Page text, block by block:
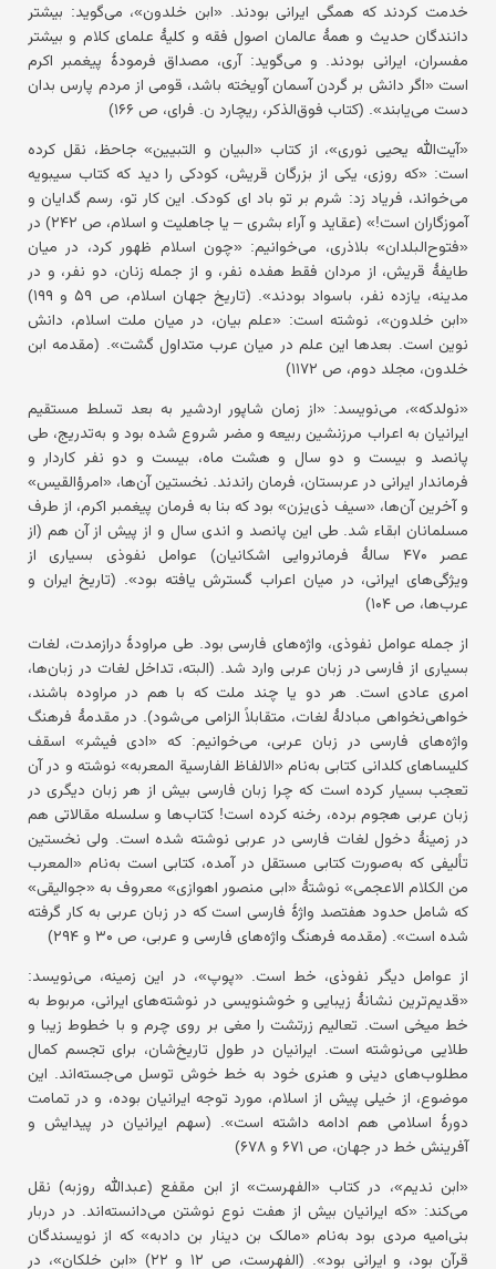
خدمت کردند که همگی ایرانی بودند. «ابن خلدون»، می‌گوید: بیشتر
دانندگان حدیث و همهٔ عالمان اصول فقه و کلیهٔ علمای کلام و بیشتر
مفسران، ایرانی بودند. و می‌گوید: آری، مصداق فرمودهٔ پیغمبر اکرم
است «اگر دانش بر گردن آسمان آویخته باشد، قومی از مردم پارس بدان
دست می‌یابند». (کتاب فوق‌الذکر، ریچارد ن. فرای، ص ۱۶۶)
«آیت‌الله یحیی نوری»، از کتاب «البیان و التبیین» جاحظ، نقل کرده
است: «که روزی، یکی از بزرگان قریش، کودکی را دید که کتاب سیبویه
می‌خواند، فریاد زد: شرم بر تو باد ای کودک. این کار تو، رسم گدایان و
آموزگاران است!» (عقاید و آراء بشری – یا جاهلیت و اسلام، ص ۲۴۲) در
«فتوح‌البلدان» بلاذری، می‌خوانیم: «چون اسلام ظهور کرد، در میان
طایفهٔ قریش، از مردان فقط هفده نفر، و از جمله زنان، دو نفر، و در
مدینه، یازده نفر، باسواد بودند». (تاریخ جهان اسلام، ص ۵۹ و ۱۹۹)
«ابن خلدون»، نوشته است: «علم بیان، در میان ملت اسلام، دانش
نوین است. بعدها این علم در میان عرب متداول گشت». (مقدمه ابن
خلدون، مجلد دوم، ص ۱۱۷۲)
«نولدکه»، می‌نویسد: «از زمان شاپور اردشیر به بعد تسلط مستقیم
ایرانیان به اعراب مرزنشین ربیعه و مضر شروع شده بود و به‌تدریج، طی
پانصد و بیست و دو سال و هشت ماه، بیست و دو نفر کاردار و
فرماندار ایرانی در عربستان، فرمان راندند. نخستین آن‌ها، «امرؤالقیس»
و آخرین آن‌ها، «سیف ذی‌یزن» بود که بنا به فرمان پیغمبر اکرم، از طرف
مسلمانان ابقاء شد. طی این پانصد و اندی سال و از پیش از آن هم (از
عصر ۴۷۰ سالهٔ فرمانروایی اشکانیان) عوامل نفوذی بسیاری از
ویژگی‌های ایرانی، در میان اعراب گسترش یافته بود». (تاریخ ایران و
عرب‌ها، ص ۱۰۴)
از جمله عوامل نفوذی، واژه‌های فارسی بود. طی مراودهٔ درازمدت، لغات
بسیاری از فارسی در زبان عربی وارد شد. (البته، تداخل لغات در زبان‌ها،
امری عادی است. هر دو یا چند ملت که با هم در مراوده باشند،
خواهی‌نخواهی مبادلهٔ لغات، متقابلاً الزامی می‌شود). در مقدمهٔ فرهنگ
واژه‌های فارسی در زبان عربی، می‌خوانیم: که «ادی فیشر» اسقف
کلیساهای کلدانی کتابی به‌نام «الالفاظ الفارسیة المعربه» نوشته و در آن
تعجب بسیار کرده است که چرا زبان فارسی بیش از هر زبان دیگری در
زبان عربی هجوم برده، رخنه کرده است! کتاب‌ها و سلسله مقالاتی هم
در زمینهٔ دخول لغات فارسی در عربی نوشته شده است. ولی نخستین
تألیفی که به‌صورت کتابی مستقل در آمده، کتابی است به‌نام «المعرب
من الکلام الاعجمی» نوشتهٔ «ابی منصور اهوازی» معروف به «جوالیقی»
که شامل حدود هفتصد واژهٔ فارسی است که در زبان عربی به کار گرفته
شده است». (مقدمه فرهنگ واژه‌های فارسی و عربی، ص ۳۰ و ۲۹۴)
از عوامل دیگر نفوذی، خط است. «پوپ»، در این زمینه، می‌نویسد:
«قدیم‌ترین نشانهٔ زیبایی و خوشنویسی در نوشته‌های ایرانی، مربوط به
خط میخی است. تعالیم زرتشت را مغی بر روی چرم و با خطوط زیبا و
طلایی می‌نوشته است. ایرانیان در طول تاریخ‌شان، برای تجسم کمال
مطلوب‌های دینی و هنری خود به خط خوش توسل می‌جسته‌اند. این
موضوع، از خیلی پیش از اسلام، مورد توجه ایرانیان بوده، و در تمامت
دورهٔ اسلامی هم ادامه داشته است». (سهم ایرانیان در پیدایش و
آفرینش خط در جهان، ص ۶۷۱ و ۶۷۸)
«ابن ندیم»، در کتاب «الفهرست» از ابن مقفع (عبدالله روزبه) نقل
می‌کند: «که ایرانیان بیش از هفت نوع نوشتن می‌دانسته‌اند. در دربار
بنی‌امیه مردی بود به‌نام «مالک بن دینار بن دادبه» که از نویسندگان
قرآن بود، و ایرانی بود». (الفهرست، ص ۱۲ و ۲۲) «ابن خلکان»، در